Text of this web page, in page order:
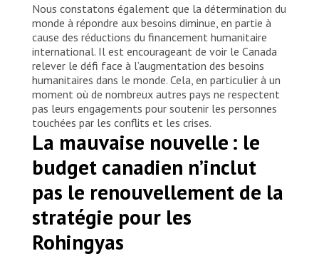
Nous constatons également que la détermination du
monde à répondre aux besoins diminue, en partie à
cause des réductions du financement humanitaire
international. Il est encourageant de voir le Canada
relever le défi face à l’augmentation des besoins
humanitaires dans le monde. Cela, en particulier à un
moment où de nombreux autres pays ne respectent
pas leurs engagements pour soutenir les personnes
touchées par les conflits et les crises.
La mauvaise nouvelle : le
budget canadien n’inclut
pas le renouvellement de la
stratégie pour les
Rohingyas